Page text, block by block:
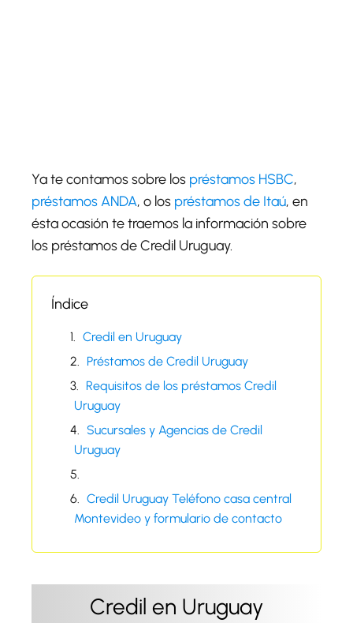
Ya te contamos sobre los préstamos HSBC,
préstamos ANDA, o los préstamos de Itaú, en
ésta ocasión te traemos la información sobre
los préstamos de Credil Uruguay.
Índice
Credil en Uruguay
Préstamos de Credil Uruguay
Requisitos de los préstamos Credil
Uruguay
Sucursales y Agencias de Credil
Uruguay
Credil Uruguay Teléfono casa central
Montevideo y formulario de contacto
Credil en Uruguay